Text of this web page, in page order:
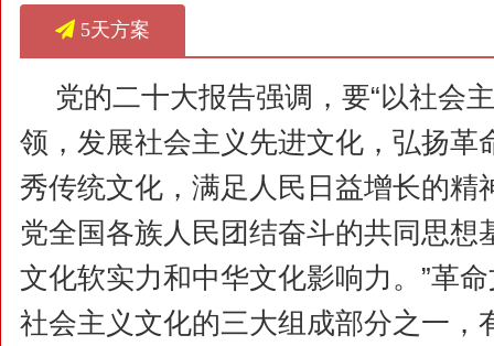
5天方案
党的二十大报告强调，要“以社会
领，发展社会主义先进文化，弘扬革
秀传统文化，满足人民日益增长的精
党全国各族人民团结奋斗的共同思想
文化软实力和中华文化影响力。”革
社会主义文化的三大组成部分之一，